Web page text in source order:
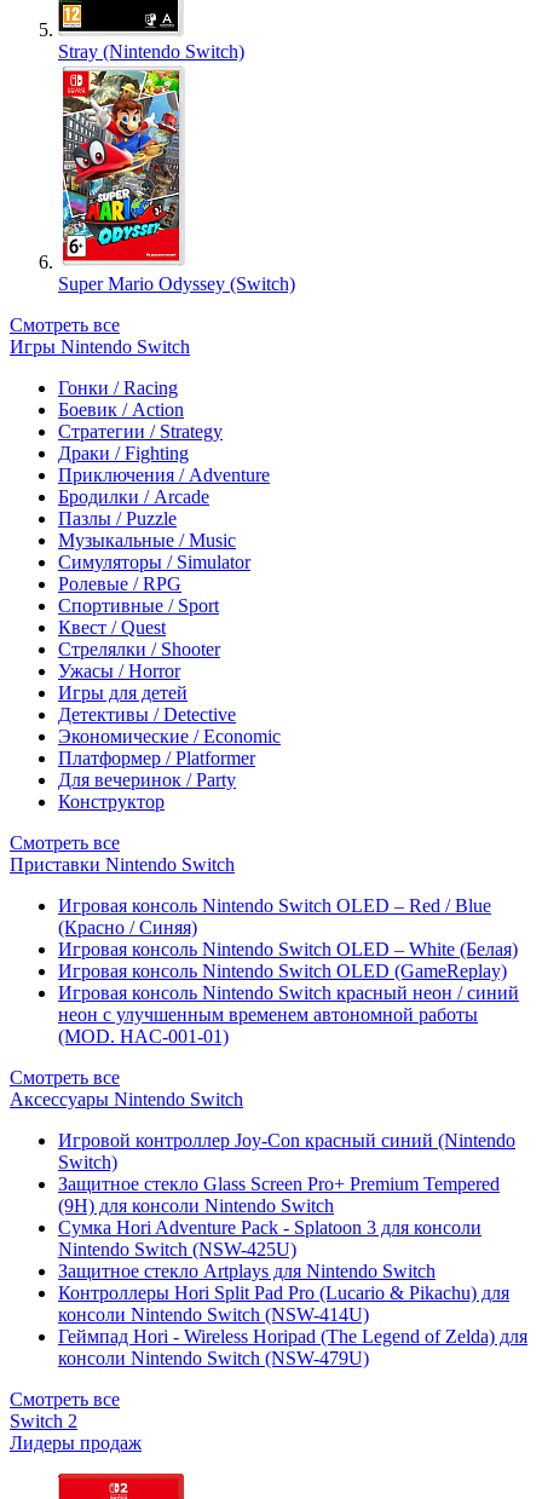
Stray (Nintendo Switch)
Super Mario Odyssey (Switch)
Смотреть все
Игры Nintendo Switch
Гонки / Racing
Боевик / Action
Стратегии / Strategy
Драки / Fighting
Приключения / Adventure
Бродилки / Arcade
Пазлы / Puzzle
Музыкальные / Music
Симуляторы / Simulator
Ролевые / RPG
Спортивные / Sport
Квест / Quest
Стрелялки / Shooter
Ужасы / Horror
Игры для детей
Детективы / Detective
Экономические / Economic
Платформер / Platformer
Для вечеринок / Party
Конструктор
Смотреть все
Приставки Nintendo Switch
Игровая консоль Nintendo Switch OLED – Red / Blue
(Красно / Синяя)
Игровая консоль Nintendo Switch OLED – White (Белая)
Игровая консоль Nintendo Switch OLED (GameReplay)
Игровая консоль Nintendo Switch красный неон / синий
неон с улучшенным временем автономной работы
(MOD. HAC-001-01)
Смотреть все
Аксессуары Nintendo Switch
Игровой контроллер Joy-Con красный синий (Nintendo
Switch)
Защитное стекло Glass Screen Pro+ Premium Tempered
(9H) для консоли Nintendo Switch
Сумка Hori Adventure Pack - Splatoon 3 для консоли
Nintendo Switch (NSW-425U)
Защитное стекло Artplays для Nintendo Switch
Контроллеры Hori Split Pad Pro (Lucario & Pikachu) для
консоли Nintendo Switch (NSW-414U)
Геймпад Hori - Wireless Horipad (The Legend of Zelda) для
консоли Nintendo Switch (NSW-479U)
Смотреть все
Switch 2
Лидеры продаж